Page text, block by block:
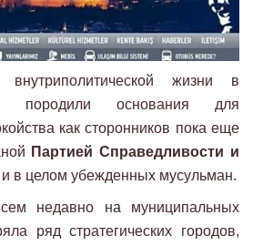
внутриполитической жизни в
породили основания для
как сторонников пока еще
Партией Справедливости и
и в целом убежденных мусульман.
недавно на муниципальных
ряд стратегических городов,